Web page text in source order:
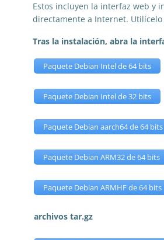
Estos incluyen la interfaz web y
directamente a Internet.
Tras la instalación, abra la
Paquete Debian Intel de 64 bits
Paquete Debian Intel de 32 bits
Paquete Debian aarch64 de 64 bits
Paquete Debian ARM32 de 64 bits
Paquete Debian ARMHF de 64 bits
archivos tar.gz